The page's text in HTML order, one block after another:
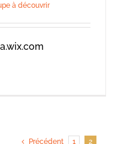
à découvrir
Précédent 1 2